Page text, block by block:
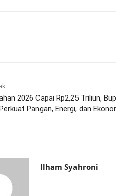
2026 Capai Rp2,25 Triliun,
Pangan, Energi, dan
Ilham Syahroni